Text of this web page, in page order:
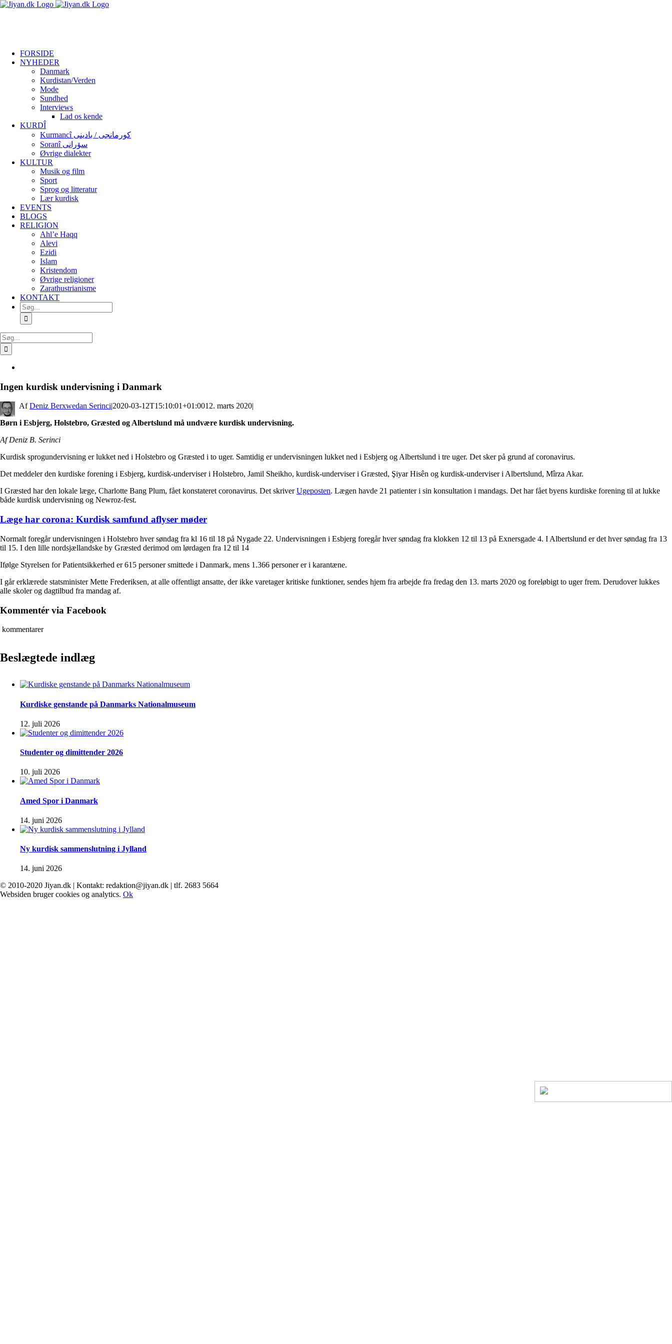
Skip
facebook
twitter
FORSIDE
NYHEDER
Danmark
Kurdistan/Verden
Mode
Sundhed
Interviews
Lad os kende
KURDÎ
Kurmancî کورمانجی / بادینی
Soranî سۆرانی
Øvrige dialekter
KULTUR
Musik og film
Sport
Sprog og litteratur
Lær kurdisk
EVENTS
BLOGS
RELIGION
Ahl’e Haqq
Alevi
Ezidi
Islam
Kristendom
Øvrige religioner
Zarathustrianisme
KONTAKT
Søg
efter:
Søg
efter:
billede
Ingen kurdisk undervisning i Danmark
By Deniz Berxwedan Serinci|2020-03-12T15:10:01+01:0012. marts 2020|
Børn i Esbjerg, Holstebro, Græsted og Albertslund må undvære kurdisk undervisning.
Af Deniz B. Serinci
Kurdisk sprogundervisning er lukket ned i Holstebro og Græsted i to uger. Samtidig er undervisningen lukket ned i Esbjerg og Albertslund i tre uger. Det sker på grund af coronavirus.
Det meddeler den kurdiske forening i Esbjerg, kurdisk-underviser i Holstebro, Jamil Sheikho, kurdisk-underviser i Græsted, Şiyar Hisên og kurdisk-underviser i Albertslund, Mîrza Akar.
I Græsted har den lokale læge, Charlotte Bang Plum, fået konstateret coronavirus. Det skriverUgeposten. Lægen havde 21 patienter i sin konsultation i mandags. Det har fået byens kurdiske forening til at lukke
både kurdisk undervisning og Newroz-fest.
Læge har corona: Kurdisk samfund aflyser møder
Normalt foregår undervisningen i Holstebro hver søndag fra kl 16 til 18 på Nygade 22. Undervisningen i Esbjerg foregår hver søndag fra klokken 12 til 13 på Exnersgade 4. I Albertslund er det hver søndag fra 13
til 15. I den lille nordsjællandske by Græsted derimod om lørdagen fra 12 til 14
Ifølge Styrelsen for Patientsikkerhed er 615 personer smittede i Danmark, mens 1.366 personer er i karantæne.
I går erklærede statsminister Mette Frederiksen, at alle offentligt ansatte, der ikke varetager kritiske funktioner, sendes hjem fra arbejde fra fredag den 13. marts 2020 og foreløbigt to uger frem. Derudover lukkes
alle skoler og dagtilbud fra mandag af.
Kommentér via Facebook
kommentarer
Beslægtede indlæg
Kurdiske genstande på Danmarks Nationalmuseum
12. juli 2026
Studenter og dimittender 2026
10. juli 2026
Amed Spor i Danmark
14. juni 2026
Ny kurdisk sammenslutning i Jylland
14. juni 2026
© 2010-2020 Jiyan.dk | Kontakt: redaktion@jiyan.dk | tlf. 2683 5664
facebook
twitter
Websiden bruger cookies og analytics. Ok